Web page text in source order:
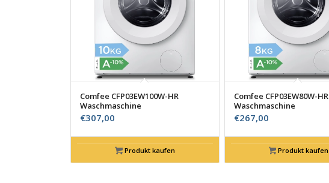
Comfee CFP03EW100W-HR
Waschmaschine
€307,00
Produkt kaufen
Comfee CFP03EW80W-HR
Waschmaschine
€267,00
Produkt kaufen